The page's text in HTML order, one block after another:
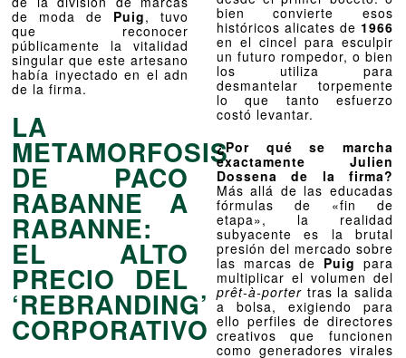
de moda de Puig, tuvo
que reconocer
públicamente la vitalidad
singular que este artesano
había inyectado en el adn
de la firma.
LA
METAMORFOSIS
DE PACO
RABANNE A
RABANNE:
EL ALTO
PRECIO DEL
‘REBRANDING’
CORPORATIVO
bien convierte esos
históricos alicates de 1966
en el cincel para esculpir
un futuro rompedor, o bien
los utiliza para
desmantelar torpemente
lo que tanto esfuerzo
costó levantar.
¿Por qué se marcha
exactamente Julien
Dossena de la firma?
Más allá de las educadas
fórmulas de «fin de
etapa», la realidad
subyacente es la brutal
presión del mercado sobre
las marcas de Puig para
multiplicar el volumen del
prêt-à-portertras la salida
a bolsa, exigiendo para
ello perfiles de directores
creativos que funcionen
como generadores virales